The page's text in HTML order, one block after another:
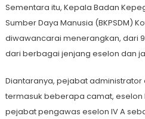
Sementara itu, Kepala Badan
Sumber Daya Manusia (BKPSDM)
diwawancarai menerangkan, dari
dari berbagai jenjang eselon dan
Diantaranya, pejabat administrator
termasuk beberapa camat, eselon
pejabat pengawas eselon IV A